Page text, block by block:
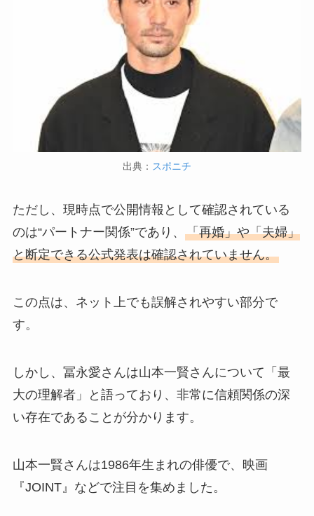
出典： スポニチ
ただし、現時点で公開情報として確認されている
のは“パートナー関係”であり、 「再婚」や「夫婦」
と断定できる公式発表は確認されていません。
この点は、ネット上でも誤解されやすい部分で
す。
しかし、冨永愛さんは山本一賢さんについて「最
大の理解者」と語っており、非常に信頼関係の深
い存在であることが分かります。
山本一賢さんは1986年生まれの俳優で、映画
『JOINT』などで注目を集めました。